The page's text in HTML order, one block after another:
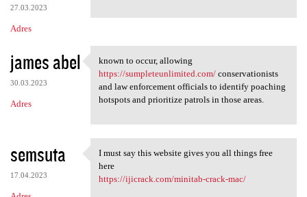
27.03.2023
Adres
james abel
30.03.2023
Adres
known to occur, allowing
known to occur, allowing
https://sumpleteunlimited.com/conservationists
and law enforcement officials to identify poaching
hotspots and prioritize patrols in those areas.
semsuta
17.04.2023
I must say this website gives
I must say this website gives you all things free
here
https://ijicrack.com/minitab-crack-mac/